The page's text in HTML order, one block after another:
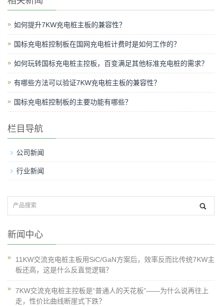
如何提升7KW充电桩主板的兼容性？
国标充电桩控制板在国网充电桩计费时是如何工作的？
如何玩转国标充电桩主控板，百变满足其他标准充电桩的需求？
有哪些方法可以验证7KW充电桩主板的兼容性？
国标充电桩控制板的主要功能有哪些？
栏目导航
公司新闻
行业新闻
新闻中心
11KW交流充电桩主板用SiC/GaN方案后，效率反而比传统7KW主
板还高，这是什么反直觉逻辑？
7KW交流充电桩主控板是“普通人的天花板”——为什么说再往上
走，性价比曲线断崖式下跌？